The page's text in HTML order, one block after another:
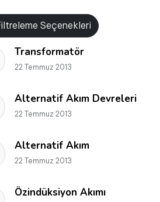
Seçenekleri
Transformatör
22 Temmuz 2013
Alternatif Akım Devreleri
22 Temmuz 2013
Alternatif Akım
22 Temmuz 2013
Özindüksiyon Akımı